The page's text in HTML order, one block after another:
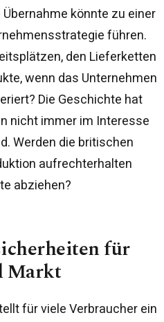
könnte zu einer
führen.
den Lieferketten
wenn das Unternehmen
Die Geschichte hat
nicht immer im Interesse
Werden die britischen
aufrechterhalten
abziehen?
für
Markt
für viele Verbraucher ein